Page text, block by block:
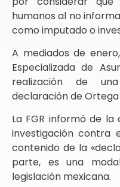
humanos al no
como imputado o
A mediados de
Especializada de
realización de
declaración de Ortega
La FGR informó de
investigación contra
contenido de la
parte, es una
legislación mexicana.